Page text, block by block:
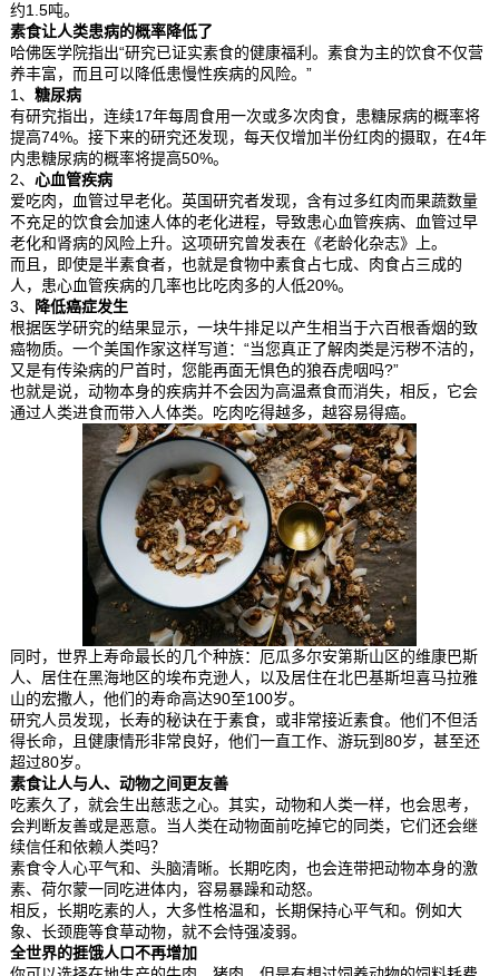
约1.5吨。
素食让人类患病的概率降低了
哈佛医学院指出“研究已证实素食的健康福利。素食为主的饮食不仅营
养丰富，而且可以降低患慢性疾病的风险。”
1、 糖尿病
有研究指出，连续17年每周食用一次或多次肉食，患糖尿病的概率将
提高74%。接下来的研究还发现，每天仅增加半份红肉的摄取，在4年
内患糖尿病的概率将提高50%。
2、 心血管疾病
爱吃肉，血管过早老化。英国研究者发现，含有过多红肉而果蔬数量
不充足的饮食会加速人体的老化进程，导致患心血管疾病、血管过早
老化和肾病的风险上升。这项研究曾发表在《老龄化杂志》上。
而且，即使是半素食者，也就是食物中素食占七成、肉食占三成的
人，患心血管疾病的几率也比吃肉多的人低20%。
3、
降低癌症发生
根据医学研究的结果显示，一块牛排足以产生相当于六百根香烟的致
癌物质。一个美国作家这样写道：“当您真正了解肉类是污秽不洁的，
又是有传染病的尸首时，您能再面无惧色的狼吞虎咽吗?”
也就是说，动物本身的疾病并不会因为高温煮食而消失，相反，它会
通过人类进食而带入人体类。吃肉吃得越多，越容易得癌。
同时，世界上寿命最长的几个种族：厄瓜多尔安第斯山区的维康巴斯
人、居住在黑海地区的埃布克逊人，以及居住在北巴基斯坦喜马拉雅
山的宏撒人，他们的寿命高达90至100岁。
研究人员发现，长寿的秘诀在于素食，或非常接近素食。他们不但活
得长命，且健康情形非常良好，他们一直工作、游玩到80岁，甚至还
超过80岁。
素食让人与人、动物之间更友善
吃素久了，就会生出慈悲之心。其实，动物和人类一样，也会思考，
会判断友善或是恶意。当人类在动物面前吃掉它的同类，它们还会继
续信任和依赖人类吗？
素食令人心平气和、头脑清晰。长期吃肉，也会连带把动物本身的激
素、荷尔蒙一同吃进体内，容易暴躁和动怒。
相反，长期吃素的人，大多性格温和，长期保持心平气和。例如大
象、长颈鹿等食草动物，就不会恃强凌弱。
全世界的捱饿人口不再增加